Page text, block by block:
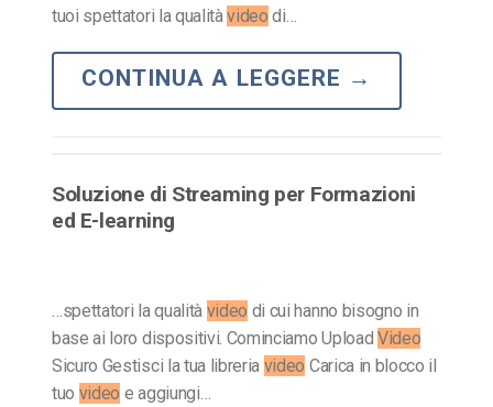
tuoi spettatori la qualitàvideo di…
CONTINUA A LEGGERE →
Soluzione di Streaming per Formazioni
ed E-learning
…spettatori la qualità video di cui hanno bisogno in
base ai loro dispositivi. Cominciamo Upload Video
Sicuro Gestisci la tua libreria video Carica in blocco il
tuo video e aggiungi…